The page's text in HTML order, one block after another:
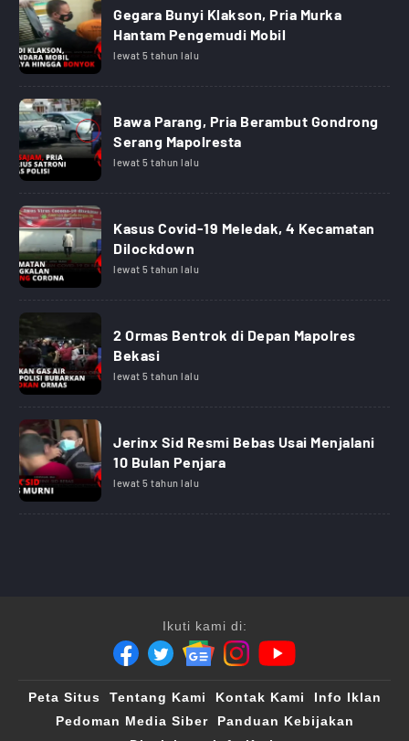
Gegara Bunyi Klakson, Pria Murka
Hantam Pengemudi Mobil
lewat 5 tahun lalu
Bawa Parang, Pria Berambut Gondrong
Serang Mapolresta
lewat 5 tahun lalu
Kasus Covid-19 Meledak, 4 Kecamatan
Dilockdown
lewat 5 tahun lalu
2 Ormas Bentrok di Depan Mapolres
Bekasi
lewat 5 tahun lalu
Jerinx Sid Resmi Bebas Usai Menjalani
10 Bulan Penjara
lewat 5 tahun lalu
Ikuti kami di:
Peta Situs Tentang Kami Kontak Kami
Info Iklan
Pedoman Media Siber
Panduan Kebijakan